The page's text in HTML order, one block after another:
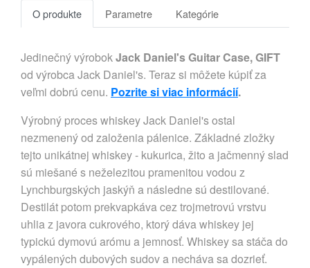
O produkte Parametre Kategórie
Jedinečný výrobokJack Daniel's Guitar Case, GIFT
od výrobca Jack Daniel's. Teraz si môžete kúpiť za
veľmi dobrú cenu. Pozrite si viac informácií.
Výrobný proces whiskey Jack Daniel's ostal
nezmenený od založenia pálenice. Základné zložky
tejto unikátnej whiskey - kukurica, žito a jačmenný slad
sú miešané s neželezitou pramenitou vodou z
Lynchburgských jaskýň a následne sú destilované.
Destilát potom prekvapkáva cez trojmetrovú vrstvu
uhlia z javora cukrového, ktorý dáva whiskey jej
typickú dymovú arómu a jemnosť. Whiskey sa stáča do
vypálených dubových sudov a necháva sa dozrieť.